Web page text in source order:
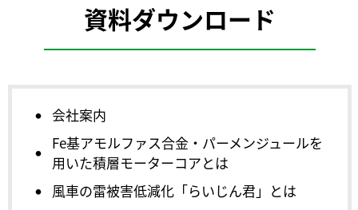
資料ダウンロード
会社案内
Fe基アモルファス合金・パーメンジュールを
用いた積層モーターコアとは
風車の雷被害低減化「らいじん君」とは